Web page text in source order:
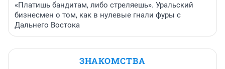
«Платишь бандитам, либо стреляешь». Уральский
бизнесмен о том, как в нулевые гнали фуры с
Дальнего Востока
ЗНАКОМСТВА